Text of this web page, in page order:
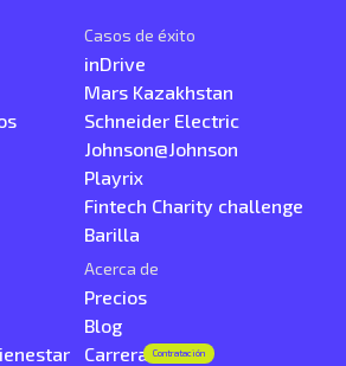
Casos de éxito
inDrive
Mars Kazakhstan
Schneider Electric
Johnson@Johnson
Playrix
Fintech Charity challenge
Barilla
Acerca de
Precios
Blog
Carrera Contratación